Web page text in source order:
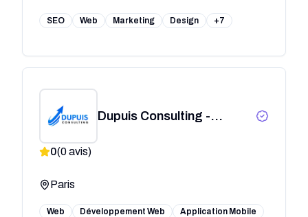
SEO Web Marketing Design +7
Dupuis Consulting -
0(0avis)
Paris
Web Développement Web
Application Mobile